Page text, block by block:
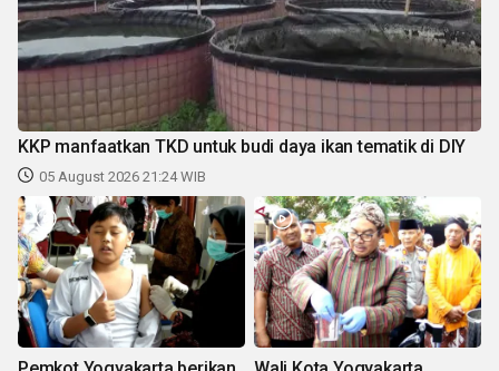
KKP manfaatkan TKD untuk budi daya ikan tematik di DIY
05 August 2026 21:24 WIB